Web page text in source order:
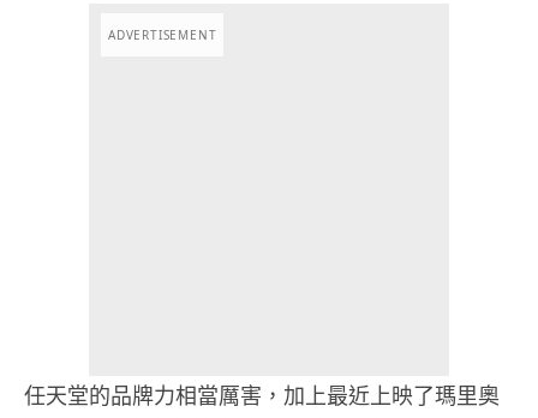
ADVERTISEMENT
任天堂的品牌力相當厲害，加上最近上映了瑪里奧